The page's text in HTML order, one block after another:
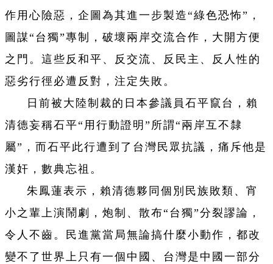
作用心險惡，企圖為其進一步製造“綠色恐怖”，
圖謀“台獨”專制，破壞兩岸交流合作，大開方便
之門。這些反和平、反交流、反民主、反人性的
惡劣行徑必遭反對，注定失敗。
日前被大陸制裁的日本參議員石平竄台，賴
清德妄稱石平“用行動證明”所謂“兩岸互不隸
屬”，而石平此行遭到了台灣民眾抗議，痛斥他是
漢奸，數典忘祖。
朱鳳蓮表示，賴清德夥同個別民族敗類、宵
小之輩上演鬧劇，炮制、散布“台獨”分裂謬論，
令人不齒。民進黨當局無論搞什麼小動作，都改
變不了世界上只有一個中國、台灣是中國一部分